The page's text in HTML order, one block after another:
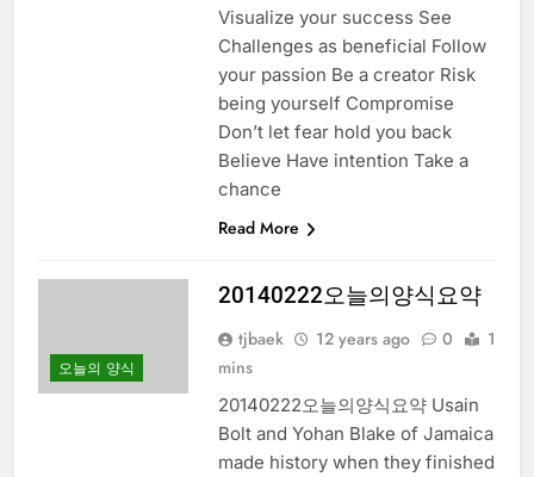
Visualize your success See
Challenges as beneficial Follow
your passion Be a creator Risk
being yourself Compromise
Don’t let fear hold you back
Believe Have intention Take a
chance
Read More
오늘의 양식
20140222오늘의양식요약
tjbaek 12 years ago 0
1
mins
20140222오늘의양식요약 Usain
Bolt and Yohan Blake of Jamaica
made history when they finished